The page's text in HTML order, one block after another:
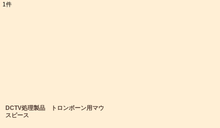
1 件
DCTV処理製品 トロンボーン用マウ
スピース